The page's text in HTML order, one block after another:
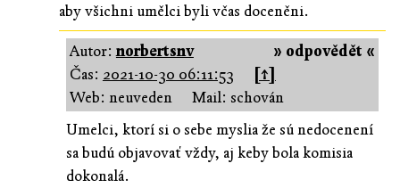
aby všichni umělci byli včas doceněni.
» odpovědět «
Autor:norbertsnv
Čas: 2021-10-30 06:11:53
[↑]
Web: neuveden
Mail: schován
Umelci, ktorí si o sebe myslia že sú nedocenení
sa budú objavovať vždy, aj keby bola komisia
dokonalá.